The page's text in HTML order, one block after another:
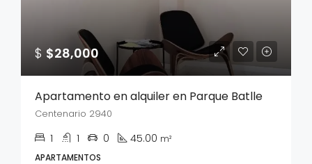
$ $28,000
Apartamento en alquiler en Parque Batlle
Centenario 2940
1 1 0 45.00 m²
APARTAMENTOS